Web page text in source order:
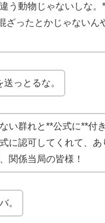
う動物じゃないしな。
ざったとかじゃないん
っとるな。
い群れと**公式に**付
に認可してくれて、あ
関係当局の皆様！
。